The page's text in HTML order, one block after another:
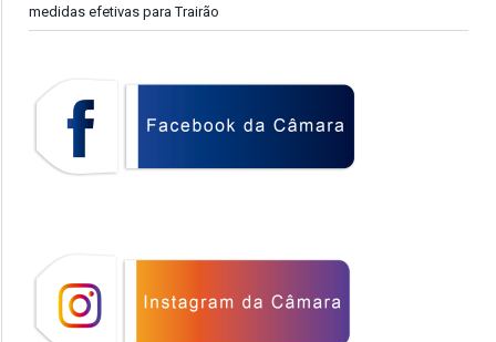
medidas efetivas para Trairão